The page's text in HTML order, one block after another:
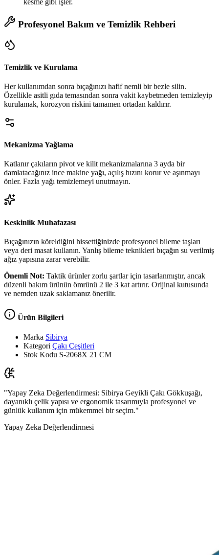
kesme gibi işler.
Profesyonel Bakım ve Temizlik Rehberi
Temizlik ve Kurulama
Her kullanımdan sonra bıçağınızı hafif nemli bir bezle silin.
Özellikle asitli gıda temasından sonra vakit kaybetmeden temizleyip
kurulamak, korozyon riskini tamamen ortadan kaldırır.
Mekanizma Yağlama
Katlanır çakıların pivot ve kilit mekanizmalarına 3 ayda bir
damlatacağınız ince makine yağı, açılış hızını korur ve aşınmayı
önler. Fazla yağı temizlemeyi unutmayın.
Keskinlik Muhafazası
Bıçağınızın köreldiğini hissettiğinizde profesyonel bileme taşları
veya deri masat kullanın. Yanlış bileme teknikleri bıçağın su verilmiş
ağız yapısına zarar verebilir.
Önemli Not: Taktik ürünler zorlu şartlar için tasarlanmıştır, ancak
düzenli bakım ürünün ömrünü 2 ile 3 kat artırır. Orijinal kutusunda
ve nemden uzak saklamanız önerilir.
Ürün Bilgileri
Marka Sibirya
Kategori Çakı Çeşitleri
Stok Kodu S-2068X 21 CM
"Yapay Zeka Değerlendirmesi: Sibirya Geyikli Çakı Gökkuşağı,
dayanıklı çelik yapısı ve ergonomik tasarımıyla profesyonel ve
günlük kullanım için mükemmel bir seçim."
Yapay Zeka Değerlendirmesi